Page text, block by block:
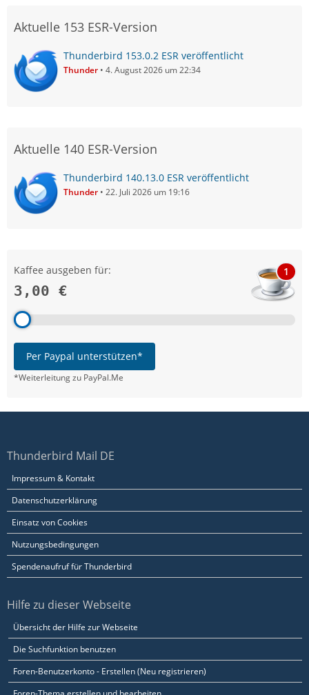
Aktuelle 153 ESR-Version
Thunderbird 153.0.2 ESR veröffentlicht
Thunder 4. August 2026 um 22:34
Aktuelle 140 ESR-Version
Thunderbird 140.13.0 ESR veröffentlicht
Thunder 22. Juli 2026 um 19:16
Kaffee ausgeben für:
3,00 €
1
Per Paypal unterstützen*
*Weiterleitung zu PayPal.Me
Thunderbird Mail DE
Impressum & Kontakt
Datenschutzerklärung
Einsatz von Cookies
Nutzungsbedingungen
Spendenaufruf für Thunderbird
Hilfe zu dieser Webseite
Übersicht der Hilfe zur Webseite
Die Suchfunktion benutzen
Foren-Benutzerkonto - Erstellen (Neu registrieren)